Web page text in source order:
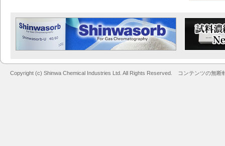
Copyright (c) Shinwa Chemical Industries Ltd. All Rights Reserved. コンテンツの無断